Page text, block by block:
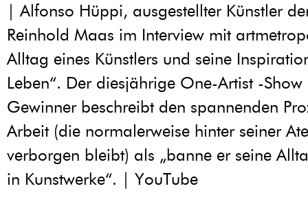
| Alfonso Hüppi, ausgestellter Künstler
Reinhold Maas im Interview mit
Alltag eines Künstlers und seine
Leben“. Der diesjährige One-Artist -Show
Gewinner beschreibt den spannenden
Arbeit (die normalerweise hinter seiner
verborgen bleibt) als „banne er seine
in Kunstwerke“. | YouTube